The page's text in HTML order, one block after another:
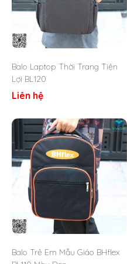
Kích thước: Cao x
đổi với khách hàng
Thời gian nhận hàng
đơn hàng mà thời gian
Balo Laptop Thời Trang Tiện
Lợi BL120
Liên hệ
Balo Trẻ Em Mẫu Giáo BHflex